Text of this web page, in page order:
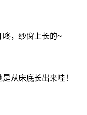
咚，纱窗上长的~
从床底长出来哇！